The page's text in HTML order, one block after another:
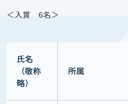
＜入賞 6名＞
氏名
（敬称
略）
所属